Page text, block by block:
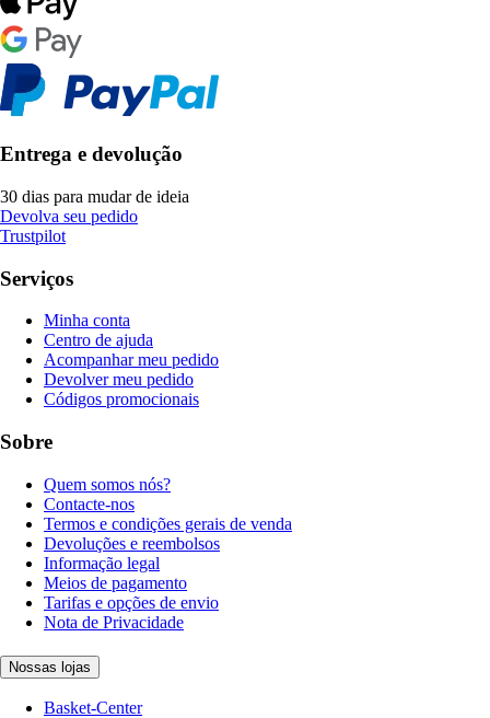
Entrega e devolução
30 dias para mudar de ideia
Devolva seu pedido
Trustpilot
Serviços
Minha conta
Centro de ajuda
Acompanhar meu pedido
Devolver meu pedido
Códigos promocionais
Sobre
Quem somos nós?
Contacte-nos
Termos e condições gerais de venda
Devoluções e reembolsos
Informação legal
Meios de pagamento
Tarifas e opções de envio
Nota de Privacidade
Nossas lojas
Basket-Center